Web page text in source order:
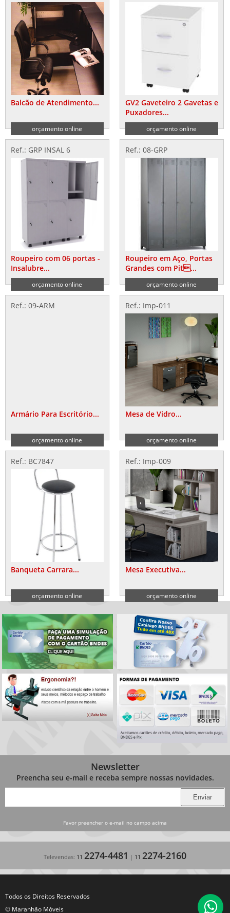
Balcão de Atendimento...
orçamento online
GV2 Gaveteiro 2 Gavetas e
Puxadores...
orçamento online
Ref.: GRP INSAL 6
Roupeiro com 06 portas -
Insalubre...
orçamento online
Ref.: 08-GRP
Roupeiro em Aço, Portas
Grandes com Pit...
orçamento online
Ref.: 09-ARM
Armário Para Escritório...
orçamento online
Ref.: Imp-011
Mesa de Vidro...
orçamento online
Ref.: BC7847
Banqueta Carrara...
orçamento online
Ref.: Imp-009
Mesa Executiva...
orçamento online
Newsletter
Preencha seu e-mail e receba sempre nossas novidades.
Favor preencher o e-mail no campo acima
Televendas: 11 2274-4481 | 11 2274-2160
Todos os Direitos Reservados
© Maranhão Móveis